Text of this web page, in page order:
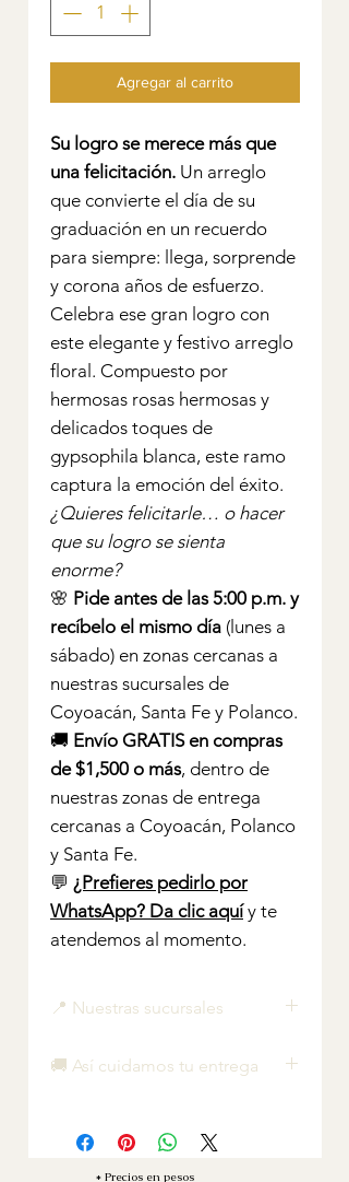
Agregar al carrito
Su logro se merece más que
una felicitación. Un arreglo
que convierte el día de su
graduación en un recuerdo
para siempre: llega, sorprende
y corona años de esfuerzo.
Celebra ese gran logro con
este elegante y festivo arreglo
floral. Compuesto por
hermosas rosas hermosas y
delicados toques de
gypsophila blanca, este ramo
captura la emoción del éxito.
¿Quieres felicitarle… o hacer
que su logro se sienta
enorme?
🌸 Pide antes de las 5:00 p.m. y
recíbelo el mismo día (lunes a
sábado) en zonas cercanas a
nuestras sucursales de
Coyoacán, Santa Fe y Polanco.
🚚 Envío GRATIS en compras
de $1,500 o más, dentro de
nuestras zonas de entrega
cercanas a Coyoacán, Polanco
y Santa Fe.
💬 ¿Prefieres pedirlo por
WhatsApp? Da clic aquíy te
atendemos al momento.
📍 Nuestras sucursales
Lago Alberto 369, esq. Lago
Merak Coyoacán — Flowers Truck
🚚 Así cuidamos tu entrega
ubicación del chofer en tiempo
real · foto al entregar.
Nunca te quedas con la duda —
* Precios en pesos